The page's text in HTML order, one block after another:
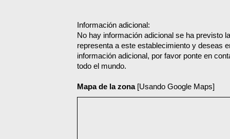
Información adicional:
No hay información adicional se ha previsto
representa a este establecimiento y deseas
información adicional, por favor ponte en
todo el mundo.
Mapa de la zona[Usando Google Maps]